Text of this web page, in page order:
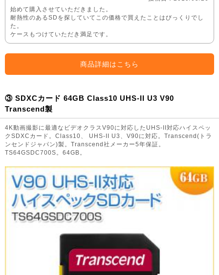
始めて購入させていただきました。
耐熱性のあるSDを探していてこの価格で買えたことはびっくりでし
た。
ケースもつけていただき満足です。
商品詳細はこちら
③ SDXCカード 64GB Class10 UHS-II U3 V90
Transcend製
4K動画撮影に最適なビデオクラスV90に対応したUHS-II対応ハイスペッ
クSDXCカード。Class10、 UHS-II U3、V90に対応。Transcend(トラ
ンセンドジャパン)製。Transcend社メーカー5年保証。
TS64GSDC700S。64GB。